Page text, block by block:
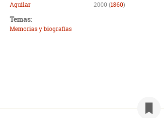
Aguilar 2000 (1860)
Temas:
Memorias y biografías